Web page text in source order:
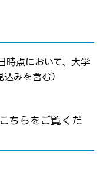
時点において、大学
みを含む）
ちらをご覧くだ